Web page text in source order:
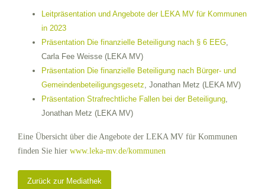
Leitpräsentation und Angebote der LEKA MV für Kommunen
in 2023
Präsentation Die finanzielle Beteiligung nach § 6 EEG,
Carla Fee Weisse (LEKA MV)
Präsentation Die finanzielle Beteiligung nach Bürger- und
Gemeindenbeteiligungsgesetz, Jonathan Metz (LEKA MV)
Präsentation Strafrechtliche Fallen bei der Beteiligung,
Jonathan Metz (LEKA MV)
Eine Übersicht über die Angebote der LEKA MV für Kommunen
finden Sie hier www.leka-mv.de/kommunen
Zurück zur Mediathek